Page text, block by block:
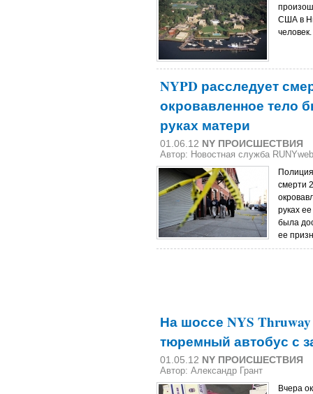
США в
человек.
NYPD расследует
окровавленное тело
руках матери
01.06.12 NY ПРОИСШЕСТВИЯ
Автор: Новостная служба RUNYweb
смерти
руках
была
ее
На шоссе NYS
тюремный автобус с
01.05.12 NY ПРОИСШЕСТВИЯ
Автор: Александр Грант
Вчера